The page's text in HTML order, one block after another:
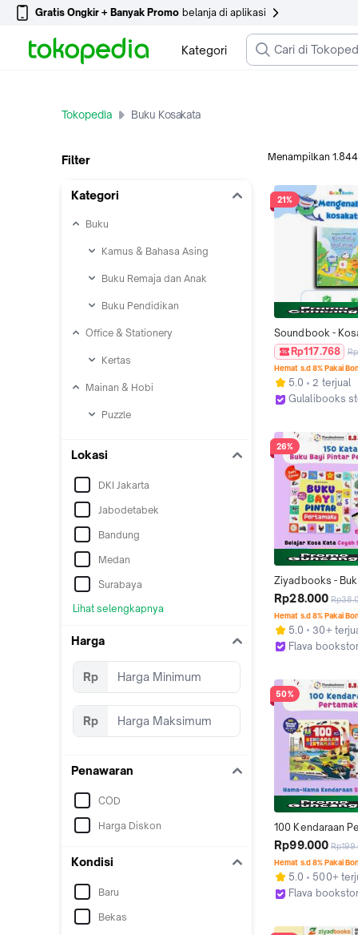
Gratis Ongkir + Banyak Promo belanja di aplikasi
Kategori
Tokopedia Buku Kosakata
Filter
Kategori
Buku
Kamus & Bahasa Asing
Buku Remaja dan Anak
Buku Pendidikan
Office & Stationery
Kertas
Mainan & Hobi
Puzzle
Lokasi
DKI Jakarta
Jabodetabek
Bandung
Medan
Surabaya
Lihat selengkapnya
Harga
Rp
Rp
Penawaran
COD
Harga Diskon
Kondisi
Baru
Bekas
Menampilkan 1.844
21%
Soundbook -
Pertamaku, Buku
Multilingual
kartu untuk Anak
Rp117.768
Hemat s.d 8% Pakai
5.0
2 terjual
Gulalibooks
26%
Ziyadbooks -
Pintar Pertamaku
Anak Usia Dini
Rp28.000
Hemat s.d 8% Pakai
5.0
30+
Flava
50%
100 Kendaraan
Buku Kosakata
Mengenal
Seluruh Dunia -
Indonesia Inggris -
Ziyadbooks
Rp99.000
Hemat s.d 8% Pakai
5.0
500+
Flava